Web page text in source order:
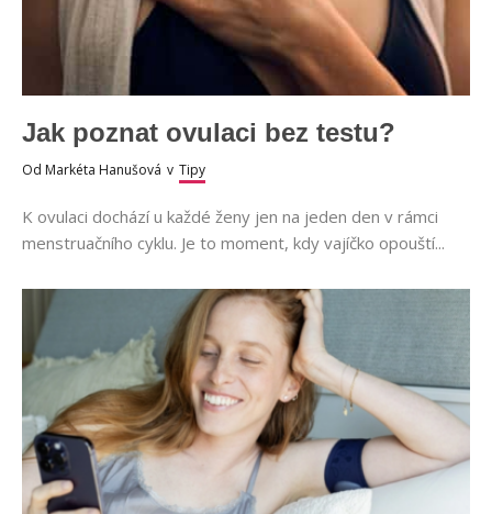
Jak poznat ovulaci bez testu?
Od Markéta Hanušová v Tipy
K ovulaci dochází u každé ženy jen na jeden den v rámci
menstruačního cyklu. Je to moment, kdy vajíčko opouští...